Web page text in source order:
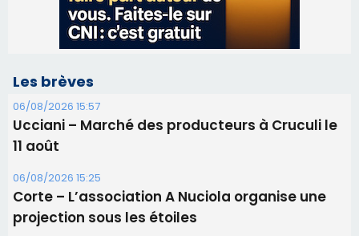
Les brèves
06/08/2026 15:57
Ucciani – Marché des producteurs à Cruculi le
11 août
06/08/2026 15:25
Corte – L’association A Nuciola organise une
projection sous les étoiles